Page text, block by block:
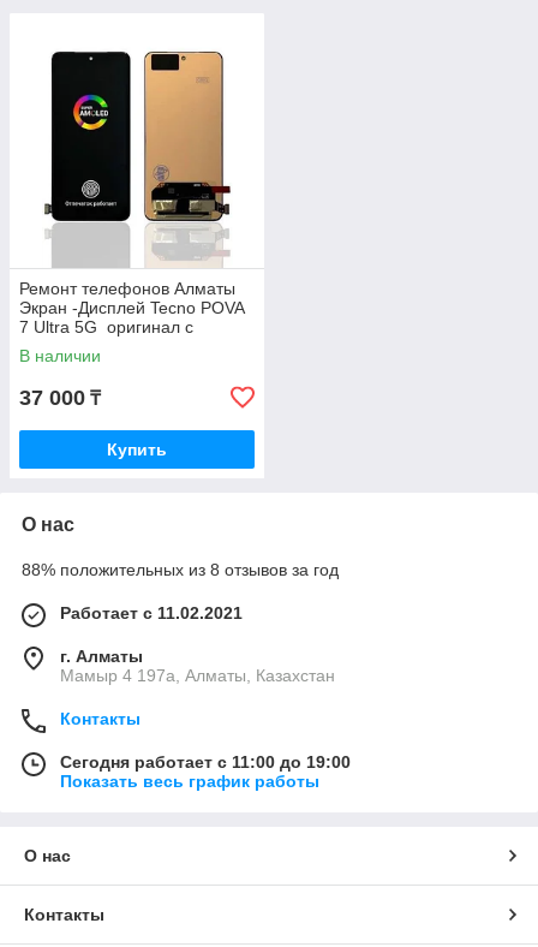
Ремонт телефонов Алматы
Экран -Дисплей Tecno POVA
7 Ultra 5G оригинал с
Гарантией
В наличии
37 000 ₸
Купить
О нас
88% положительных из 8 отзывов за год
Работает с 11.02.2021
г. Алматы
Мамыр 4 197а, Алматы, Казахстан
Контакты
Сегодня работает с 11:00 до 19:00
Показать весь график работы
О нас
Контакты